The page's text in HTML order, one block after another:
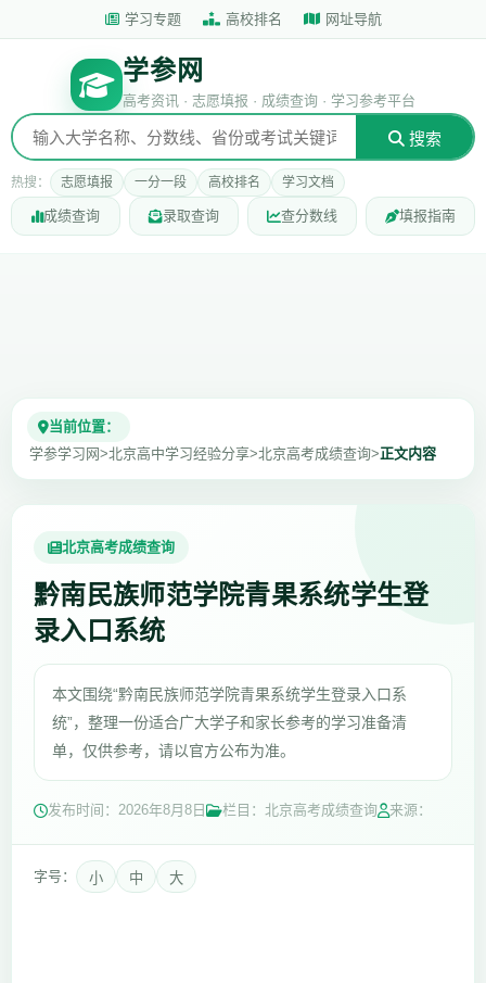
学习专题 高校排名 网址导航
学参网
高考资讯 · 志愿填报 · 成绩查询 · 学习参考平台
搜索
热搜： 志愿填报 一分一段 高校排名 学习文档
成绩查询 录取查询 查分数线 填报指南
当前位置：
学参学习网>北京高中学习经验分享>北京高考成绩查询>正文内容
北京高考成绩查询
黔南民族师范学院青果系统学生登
录入口系统
本文围绕“黔南民族师范学院青果系统学生登录入口系
统”，整理一份适合广大学子和家长参考的学习准备清
单，仅供参考，请以官方公布为准。
发布时间： 2026年8月8日 栏目：北京高考成绩查询 来源：
字号： 小 中 大